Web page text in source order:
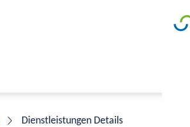
Dienstleistungen Details